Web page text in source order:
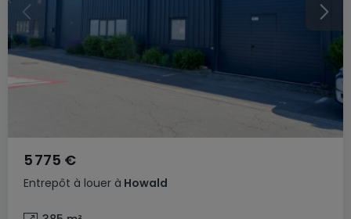
Entrepôt à louer à Howald
5 775 €